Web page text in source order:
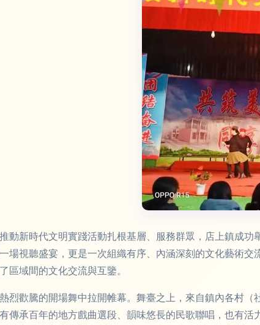
動新時代文明實踐活動扎根基層、服務群眾，店上鎮成
場視聽盛宴，更是一次組織有序、內涵深刻的文化藝術
區域間的文化交流與互鑒。
烈歡騰的開場舞中拉開帷幕。舞臺之上，來自鎮內各村
傳承百年的地方戲曲選段、韻味悠長的民歌聯唱，也有